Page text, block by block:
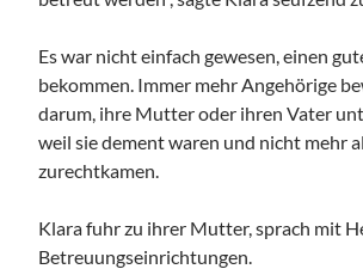
Es war nicht einfach gewesen, einen
bekommen. Immer mehr Angehörige
darum, ihre Mutter oder ihren Vater
weil sie dement waren und nicht mehr
zurechtkamen.
Klara fuhr zu ihrer Mutter, sprach mit
Betreuungseinrichtungen.